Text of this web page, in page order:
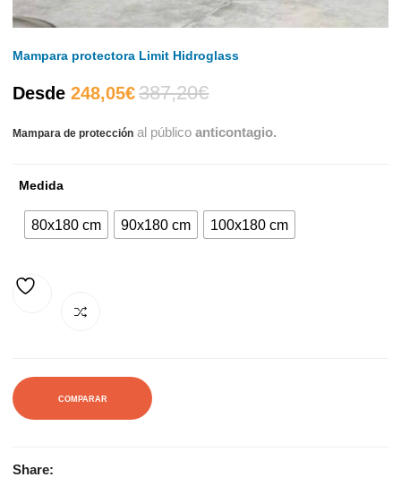
Mampara protectora Limit Hidroglass
Desde 248,05€El
precio
es:
387,20€El
precio
era:
Mampara de protección al públicoanticontagio.
Medida
80x180 cm 90x180 cm 100x180 cm
COMPARAR
Share: